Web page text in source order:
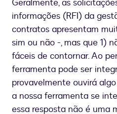
Geralmente, as
informações (RFI) da
contratos apresentam
sim ou não -, mas que 1)
fáceis de contornar. Ao
ferramenta pode ser
provavelmente ouvirá
a nossa ferramenta se
essa resposta não é uma